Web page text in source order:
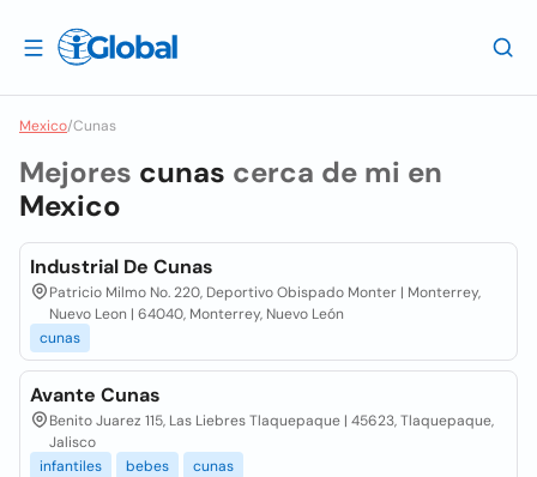
Mexico/Cunas
Mejores cunas cerca de mi en
Mexico
Industrial De Cunas
Patricio Milmo No. 220, Deportivo Obispado Monter | Monterrey,
Nuevo Leon | 64040, Monterrey, Nuevo León
cunas
Avante Cunas
Benito Juarez 115, Las Liebres Tlaquepaque | 45623, Tlaquepaque,
Jalisco
infantiles
bebes cunas